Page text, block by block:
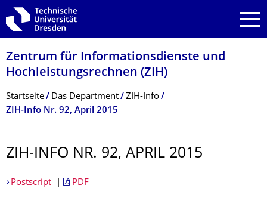
Zur Hauptnavigation springen
Zur Suche springen
Zum Inhalt springen
Zentrum für Informations­dienste und
Hochleistungs­rechnen (ZIH)
Breadcrumb-Menü
Startseite Das Department
ZIH-Info
ZIH-Info Nr. 92, April 2015
ZIH-INFO NR. 92, APRIL 2015
Postscript| PDF